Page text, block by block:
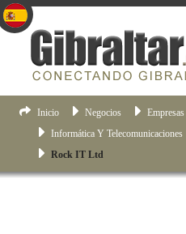
Inicio Negocios
Informática Y Telecomunicaciones
Rock IT Ltd